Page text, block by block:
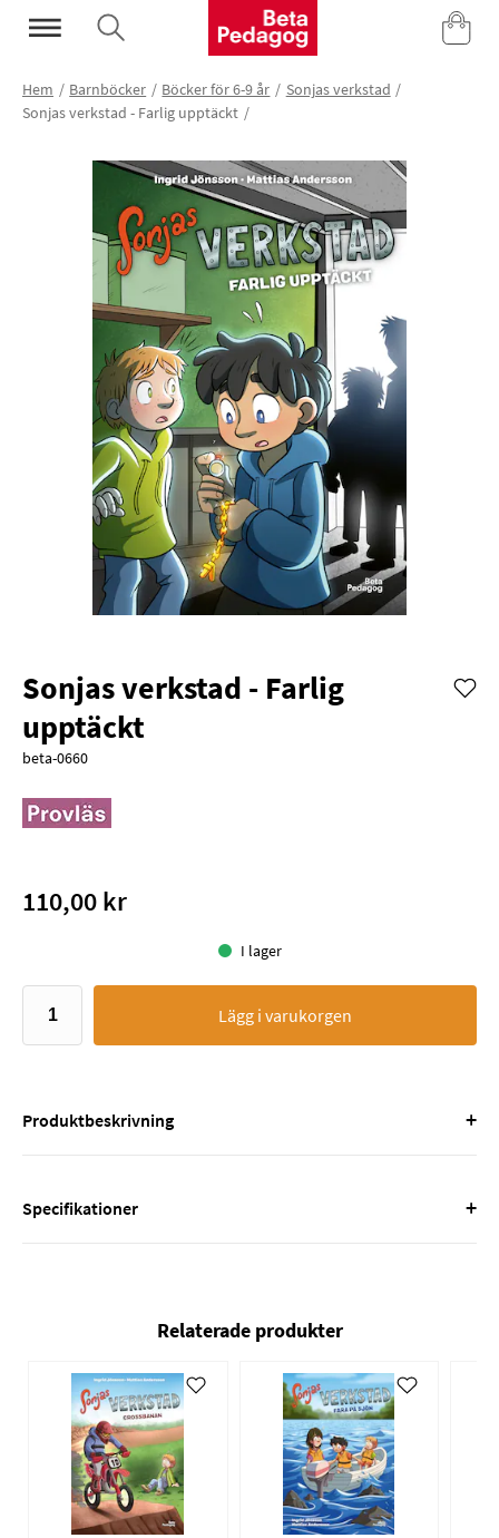
Mina Sidor
Hem Barnböcker Böcker för 6-9 år
Sonjas verkstad
Sonjas verkstad - Farlig upptäckt
Sonjas verkstad - Farlig
upptäckt
beta-0660
110,00 kr
I lager
Lägg i varukorgen
Produktbeskrivning +
Specifikationer +
Relaterade produkter